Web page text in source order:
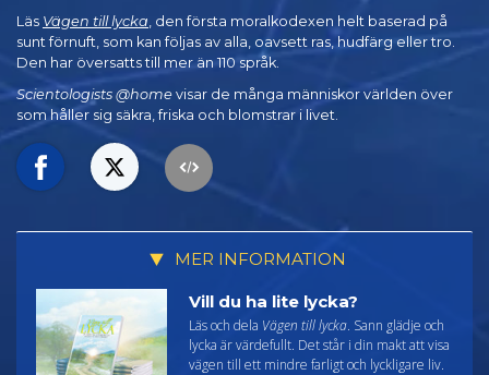
Läs Vägen till lycka, den första moralkodexen helt baserad på
sunt förnuft, som kan följas av alla, oavsett ras, hudfärg eller tro.
Den har översatts till mer än 110 språk.
Scientologists @home visar de många människor världen över
som håller sig säkra, friska och blomstrar i livet.
MER INFORMATION
Vill du ha lite lycka?
Läs och dela Vägen till lycka. Sann glädje och
lycka är värdefullt. Det står i din makt att visa
vägen till ett mindre farligt och lyckligare liv.